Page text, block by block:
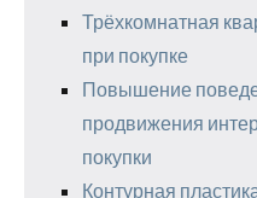
Трёхкомнатная
при покупке
Повышение
продвижения
покупки
Контурная